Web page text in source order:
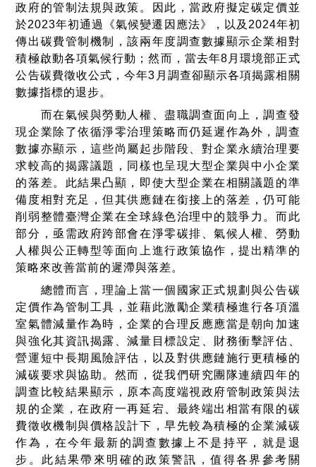
政府的管制法規與政策。因此，當政府擬定碳定價並
於2023年初通過《氣候變遷因應法》，以及2024年初
傳出碳費管制機制，該兩年度調查數據顯示企業相對
積極啟動各項氣候行動；然而，當去年8月環境部正式
公告碳費徵收公式，今年3月調查卻顯示各項揭露相關
數據指標的退步。
而在氣候與勞動人權、盡職調查面向上，調查發
現企業除了依循淨零治理策略而仍延遲作為外，調查
數據亦顯示，這些尚屬起步階段、對企業永續治理要
求較高的揭露議題，同樣也呈現大型企業與中小企業
的落差。此結果凸顯，即使大型企業在相關議題的準
備度相對充足，但其供應鏈在銜接上的落差，仍可能
削弱整體臺灣企業在全球綠色治理中的競爭力。而此
部分，亟需政府跨部會在淨零碳排、氣候人權、勞動
人權與公正轉型等面向上進行政策協作，提出精準的
策略來改善當前的遲滯與落差。
總體而言，理論上當一個國家正式規劃與公告碳
定價作為管制工具，並藉此激勵企業積極進行各項溫
室氣體減量作為時，企業的合理反應應當是朝向加速
與強化其資訊揭露、減量目標設定、財務衝擊評估、
營運短中長期風險評估，以及對供應鏈施行更積極的
減碳要求與協助。然而，從我們研究團隊連續四年的
調查比較結果顯示，原本高度端視政府管制政策與法
規的企業，在政府一再延宕、最終端出相當有限的碳
費徵收機制與價格設計下，早先較為積極的企業減碳
作為，在今年最新的調查數據上不是持平，就是退
步。此結果帶來明確的政策警訊，值得各界參考關